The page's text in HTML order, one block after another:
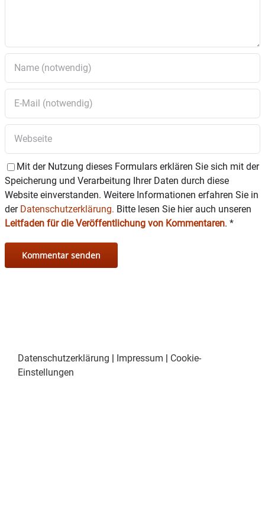
Mit der Nutzung dieses Formulars erklären Sie sich mit der
Speicherung und Verarbeitung Ihrer Daten durch diese
Website einverstanden. Weitere Informationen erfahren Sie in
der Datenschutzerklärung. Bitte lesen Sie hier auch unseren
Leitfaden für die Veröffentlichung von Kommentaren. *
Datenschutzerklärung | Impressum | Cookie-
Einstellungen